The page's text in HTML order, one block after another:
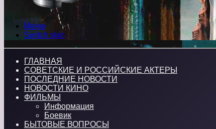
Меню
Switch skin
ГЛАВНАЯ
СОВЕТСКИЕ И РОССИЙСКИЕ АКТЕРЫ
ПОСЛЕДНИЕ НОВОСТИ
НОВОСТИ КИНО
ФИЛЬМЫ
Информация
Боевик
БЫТОВЫЕ ВОПРОСЫ